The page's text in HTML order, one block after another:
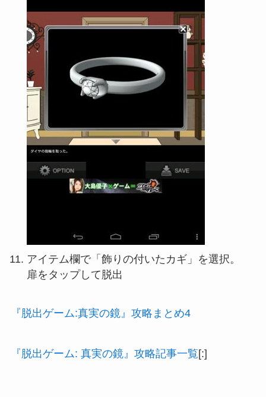
アイテム欄で「飾りの付いたカギ」を選択。
扉をタップして脱出
『脱出ゲーム:真実の鏡』攻略まとめ4
『脱出ゲーム: 真実の鏡』攻略記事一覧[:]